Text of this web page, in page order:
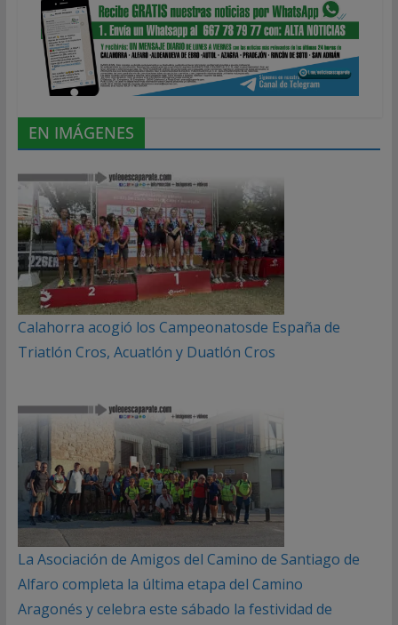
EN IMÁGENES
Calahorra acogió los Campeonatosde España de
Triatlón Cros, Acuatlón y Duatlón Cros
La Asociación de Amigos del Camino de Santiago de
Alfaro completa la última etapa del Camino
Aragonés y celebra este sábado la festividad de